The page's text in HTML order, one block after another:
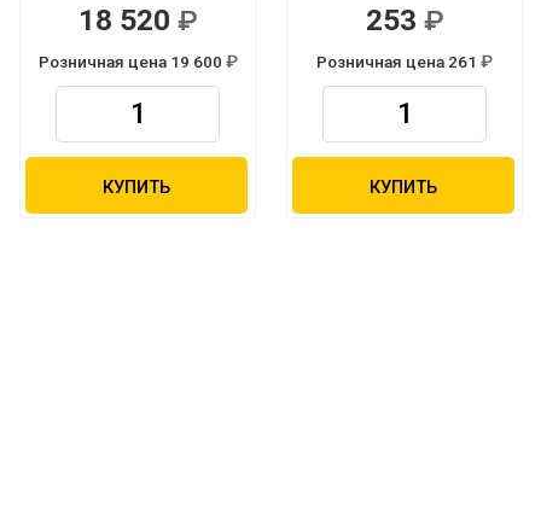
18 520
Розничная цена 19 600
КУПИТЬ
253
Розничная цена 261
КУПИТЬ
Р
Р Р